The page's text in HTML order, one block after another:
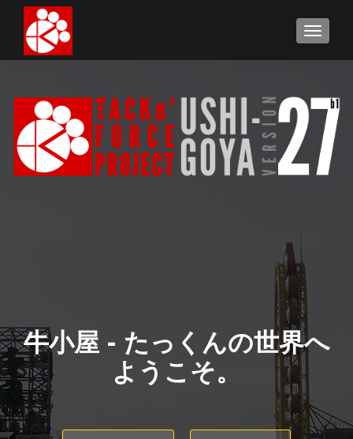
牛小屋 - たっくんの世界へ
ようこそ。